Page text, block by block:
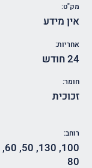
מק"ט:
אין מידע
אחריות:
24 חודש
חומר:
זכוכית
רוחב:
100
,
130
,
50
,
60
,
80